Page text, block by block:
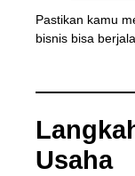
Pastikan kamu
bisnis bisa
Usaha